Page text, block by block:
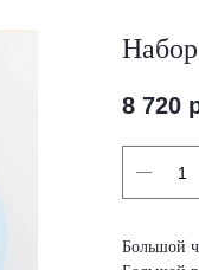
8 720
Большой